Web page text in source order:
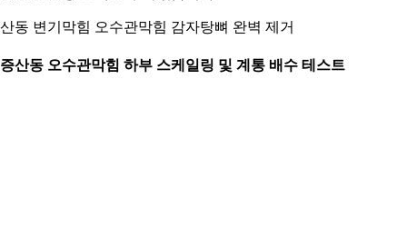
동 변기막힘 오수관막힘 감자탕뼈 완벽 제거
산동 오수관막힘 하부 스케일링 및 계통 배수 테스트